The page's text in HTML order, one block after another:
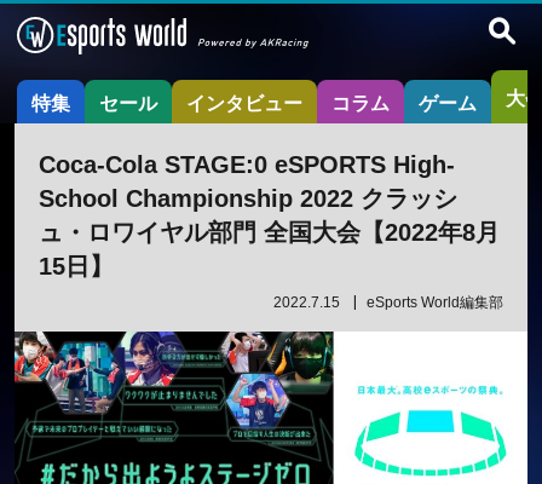
特集 セール インタビュー コラム ゲーム 大
Coca-Cola STAGE:0 eSPORTS High-
School Championship 2022 クラッシ
ュ・ロワイヤル部門 全国大会【2022年8月
15日】
2022.7.15 eSports World編集部